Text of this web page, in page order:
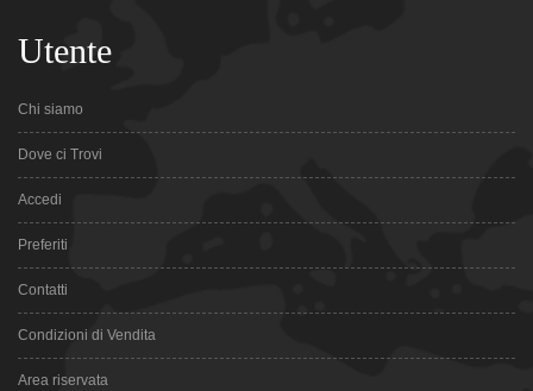
Utente
Chi siamo
Dove ci Trovi
Accedi
Preferiti
Contatti
Condizioni di Vendita
Area riservata